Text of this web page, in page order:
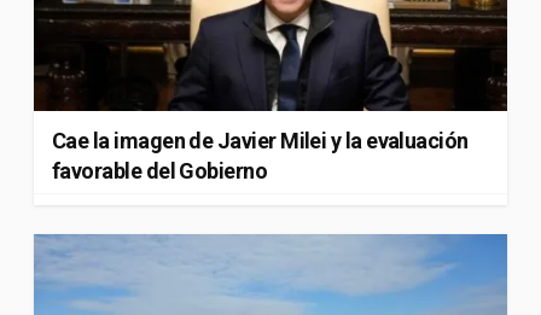
Cae la imagen de Javier Milei y la evaluación
favorable del Gobierno